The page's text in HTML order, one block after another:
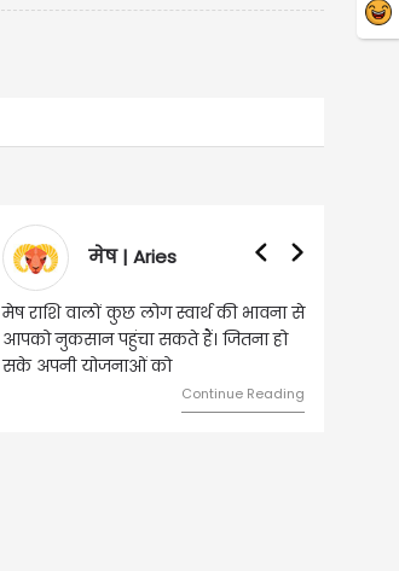
मेष | Aries
मेष राशि वालों कुछ लोग स्वार्थ की भावना से
आपको नुकसान पहुंचा सकते हैं। जितना हो
सके अपनी योजनाओं को
Continue Reading
वृष राशि